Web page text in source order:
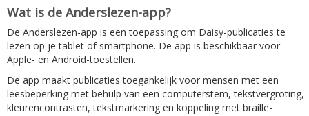
Wat is de Anderslezen-app?
De Anderslezen-app is een toepassing om Daisy-publicaties te
lezen op je tablet of smartphone. De app is beschikbaar voor
Apple- en Android-toestellen.
De app maakt publicaties toegankelijk voor mensen met een
leesbeperking met behulp van een computerstem, tekstvergroting,
kleurencontrasten, tekstmarkering en koppeling met braille-